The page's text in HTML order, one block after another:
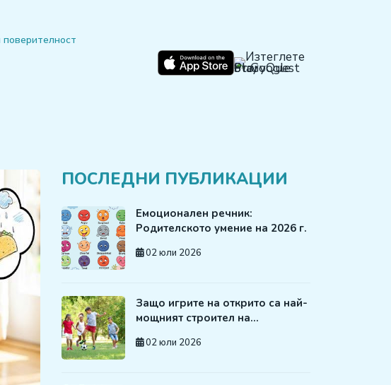
ПОСЛЕДНИ ПУБЛИКАЦИИ
Емоционален речник:
Родителското умение на 2026 г.
02 юли 2026
Защо игрите на открито са най-
мощният строител на…
02 юли 2026